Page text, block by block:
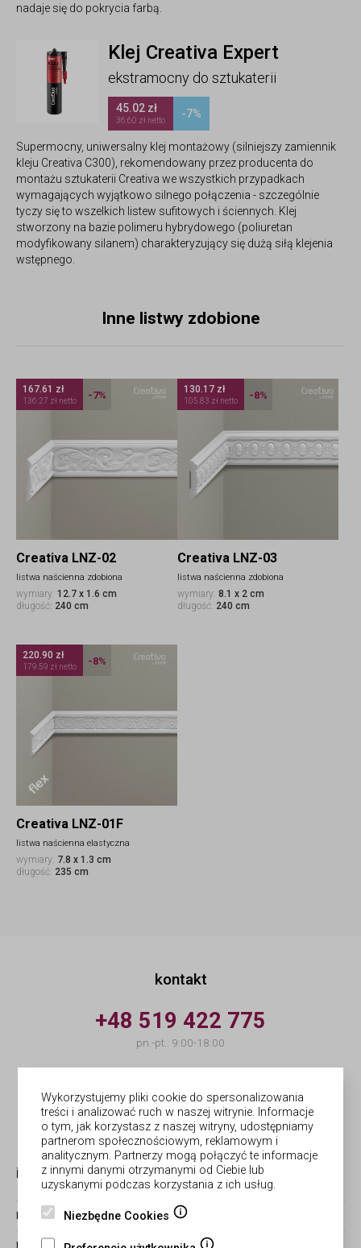
nadaje się do pokrycia farbą.
Klej Creativa Expert
ekstramocny do sztukaterii
45.02 zł
36.60 zł netto
-7%
Supermocny, uniwersalny klej montażowy (silniejszy zamiennik
kleju Creativa C300), rekomendowany przez producenta do
montażu sztukaterii Creativa we wszystkich przypadkach
wymagających wyjątkowo silnego połączenia - szczególnie
tyczy się to wszelkich listew sufitowych i ściennych. Klej
stworzony na bazie polimeru hybrydowego (poliuretan
modyfikowany silanem) charakteryzujący się dużą siłą klejenia
wstępnego.
Inne listwy zdobione
Creativa LNZ-02
listwa naścienna zdobiona
wymiary: 12.7 x 1.6 cm
długość: 240 cm
167.61 zł
136.27 zł netto -7%
Creativa LNZ-03
listwa naścienna zdobiona
wymiary: 8.1 x 2 cm
długość: 240 cm
130.17 zł
105.83 zł netto -8%
Creativa LNZ-01F
listwa naścienna elastyczna
wymiary: 7.8 x 1.3 cm
długość: 235 cm
220.90 zł
179.59 zł netto -8%
kontakt
+48 519 422 775
pn.-pt.: 9:00-18:00
© Forges | wykonanie Netergo
informacje obsługa zamówień
Wykorzystujemy pliki cookie do spersonalizowania
treści i analizować ruch w naszej witrynie. Informacje
o tym, jak korzystasz z naszej witryny, udostępniamy
partnerom społecznościowym, reklamowym i
analitycznym. Partnerzy mogą połączyć te informacje
z innymi danymi otrzymanymi od Ciebie lub
uzyskanymi podczas korzystania z ich usług.
Niezbędne Cookies